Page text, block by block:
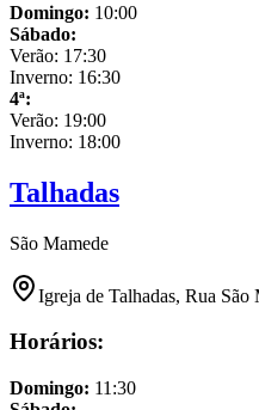
Domingo: 10:00
Sábado:
Verão: 17:30
Inverno: 16:30
4ª:
Verão: 19:00
Inverno: 18:00
Talhadas
São Mamede
Igreja de Talhadas, Rua
Horários:
Domingo: 11:30